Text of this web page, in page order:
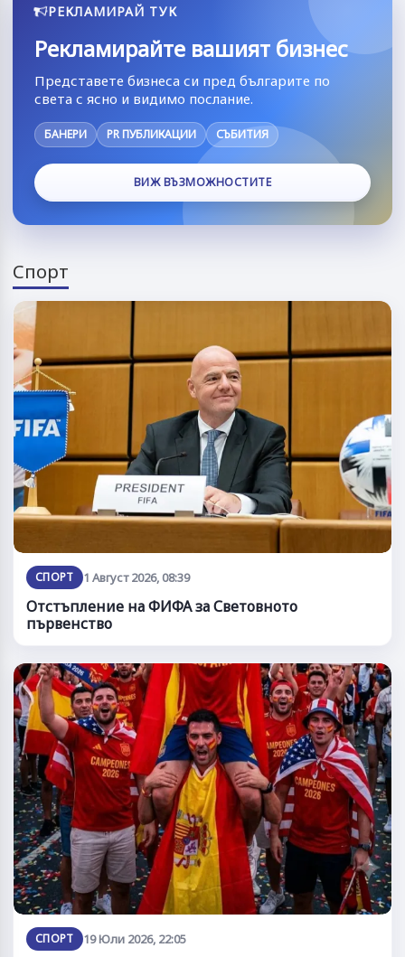
РЕКЛАМИРАЙ ТУК
Рекламирайте вашият бизнес
Представете бизнеса си пред българите по
света с ясно и видимо послание.
БАНЕРИ PR ПУБЛИКАЦИИ СЪБИТИЯ
ВИЖ ВЪЗМОЖНОСТИТЕ
Спорт
СПОРТ 1 Август 2026, 08:39
Отстъпление на ФИФА за Световното
първенство
СПОРТ 19 Юли 2026, 22:05